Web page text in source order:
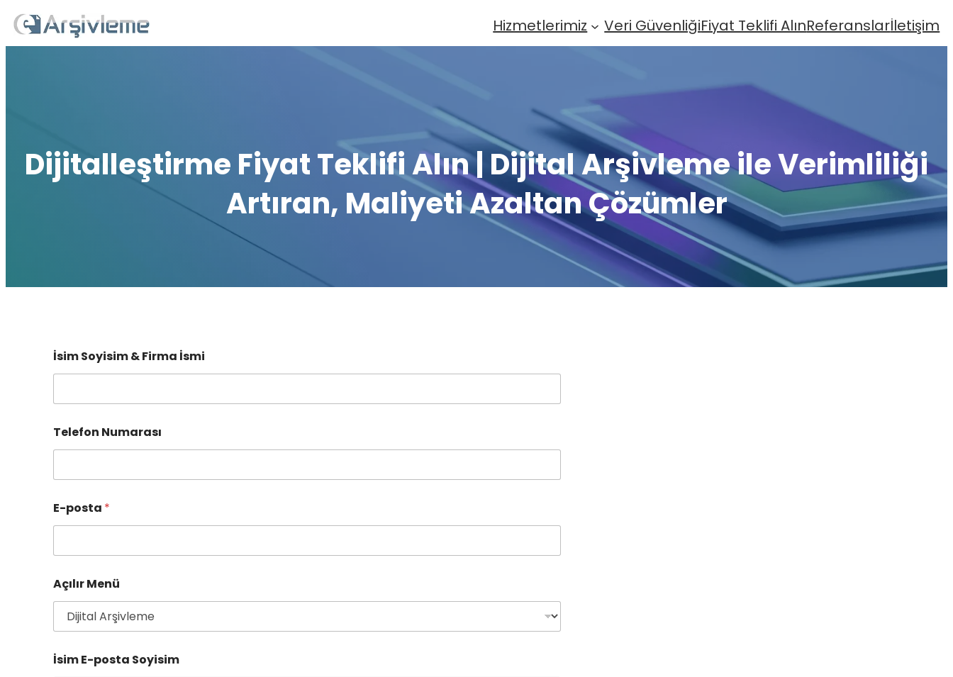
İçeriğe
geç
Hizmetlerimiz Veri GüvenliğiFiyat Teklifi AlınReferanslarİletişim
Dijitalleştirme Fiyat Teklifi Alın | Dijital Arşivleme ile Verimliliği
Artıran, Maliyeti Azaltan Çözümler
İsim Soyisim & Firma İsmi
Telefon Numarası
E-posta *
Açılır Menü
İsim E-posta Soyisim